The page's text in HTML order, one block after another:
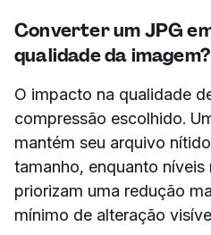
Converter um JPG
qualidade da imagem?
O impacto na qualidade
compressão escolhido.
mantém seu arquivo
tamanho, enquanto
priorizam uma redução
mínimo de alteração